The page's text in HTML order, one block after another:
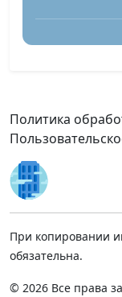
Политика
При копировании
обязательна.
© 2026 Все права